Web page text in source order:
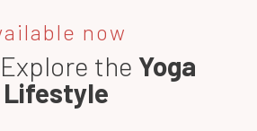
now
the Yoga
Lifestyle